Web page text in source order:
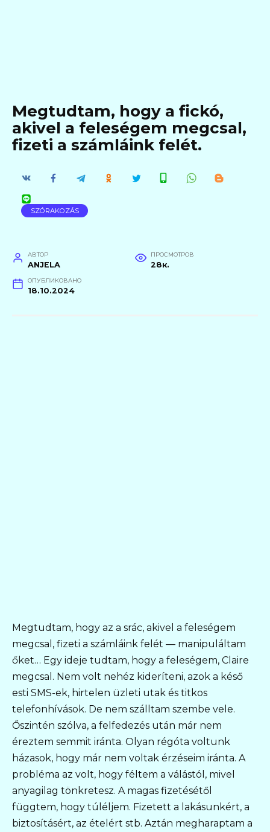
Megtudtam, hogy a fickó,
akivel a feleségem megcsal,
fizeti a számláink felét.
SZÓRAKOZÁS
АВТОР
ANJELA
ПРОСМОТРОВ
28к.
ОПУБЛИКОВАНО
18.10.2024
Megtudtam, hogy az a srác, akivel a feleségem
megcsal, fizeti a számláink felét — manipuláltam
őket… Egy ideje tudtam, hogy a feleségem, Claire
megcsal. Nem volt nehéz kideríteni, azok a késő
esti SMS-ek, hirtelen üzleti utak és titkos
telefonhívások. De nem szálltam szembe vele.
Őszintén szólva, a felfedezés után már nem
éreztem semmit iránta. Olyan régóta voltunk
házasok, hogy már nem voltak érzéseim iránta. A
probléma az volt, hogy féltem a válástól, mivel
anyagilag tönkretesz. A magas fizetésétől
függtem, hogy túléljem. Fizetett a lakásunkért, a
biztosításért, az ételért stb. Aztán megharaptam a